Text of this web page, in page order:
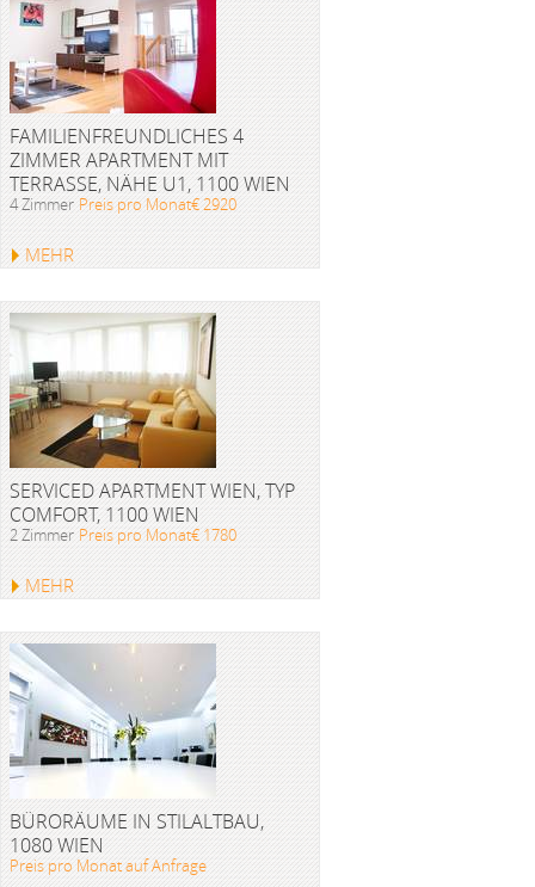
FAMILIENFREUNDLICHES 4
ZIMMER APARTMENT MIT
TERRASSE, NÄHE U1, 1100 WIEN
4 Zimmer Preis pro Monat€ 2920
MEHR
SERVICED APARTMENT WIEN, TYP
COMFORT, 1100 WIEN
2 Zimmer Preis pro Monat€ 1780
MEHR
BÜRORÄUME IN STILALTBAU,
1080 WIEN
Preis pro Monat auf Anfrage